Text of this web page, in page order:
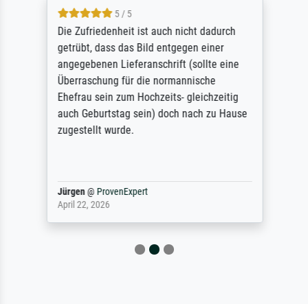
5 / 5
Die Zufriedenheit ist auch nicht dadurch
getrübt, dass das Bild entgegen einer
angegebenen Lieferanschrift (sollte eine
Überraschung für die normannische
Ehefrau sein zum Hochzeits- gleichzeitig
auch Geburtstag sein) doch nach zu Hause
zugestellt wurde.
Jürgen@ ProvenExpert
April 22, 2026